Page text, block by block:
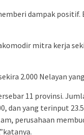
dampak positif.
mitra kerja
2.000 Nelayan
11 provinsi.
dan yang terinput
perusahaan